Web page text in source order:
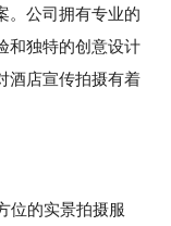
。公司拥有专业的
和独特的创意设计
酒店宣传拍摄有着
位的实景拍摄服